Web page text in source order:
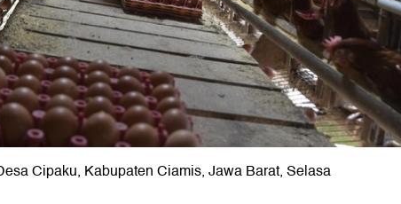
Cipaku, Kabupaten Ciamis, Jawa Barat, Selasa